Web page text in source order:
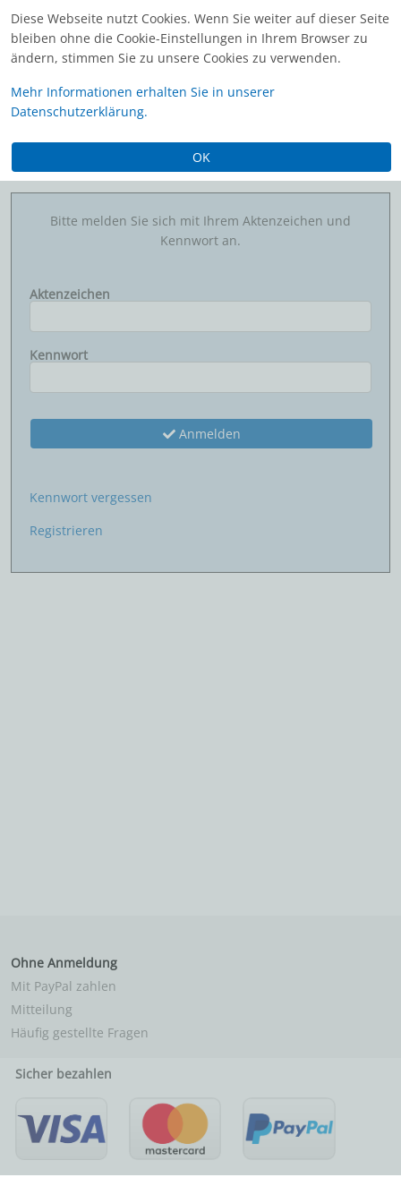
Diese Webseite nutzt Cookies. Wenn Sie weiter auf dieser Seite
bleiben ohne die Cookie-Einstellungen in Ihrem Browser zu
ändern, stimmen Sie zu unsere Cookies zu verwenden.
Mehr Informationen erhalten Sie in unserer
Datenschutzerklärung.
OK
DelPro Serviceportal
Anmeldung
Bitte melden Sie sich mit Ihrem Aktenzeichen und
Kennwort an.
Aktenzeichen
Kennwort
Anmelden
Kennwort vergessen
Registrieren
Ohne Anmeldung
Mit PayPal zahlen
Mitteilung
Häufig gestellte Fragen
Sicher bezahlen